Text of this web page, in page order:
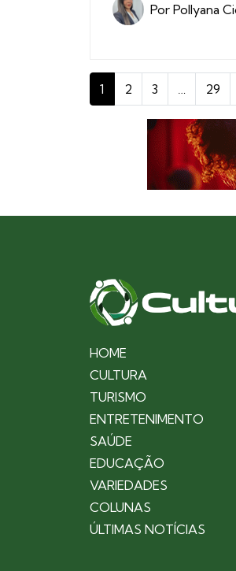
Por Pollyana
1 2 3 29
HOME
CULTURA
TURISMO
ENTRETENIMENTO
SAÚDE
EDUCAÇÃO
VARIEDADES
COLUNAS
ÚLTIMAS NOTÍCIAS